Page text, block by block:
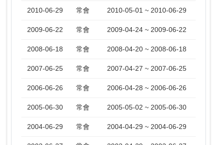
2010-06-29 常會 2010-05-01 ~ 2010-06-29
2009-06-22 常會 2009-04-24 ~ 2009-06-22
2008-06-18 常會 2008-04-20 ~ 2008-06-18
2007-06-25 常會 2007-04-27 ~ 2007-06-25
2006-06-26 常會 2006-04-28 ~ 2006-06-26
2005-06-30 常會 2005-05-02 ~ 2005-06-30
2004-06-29 常會 2004-04-29 ~ 2004-06-29